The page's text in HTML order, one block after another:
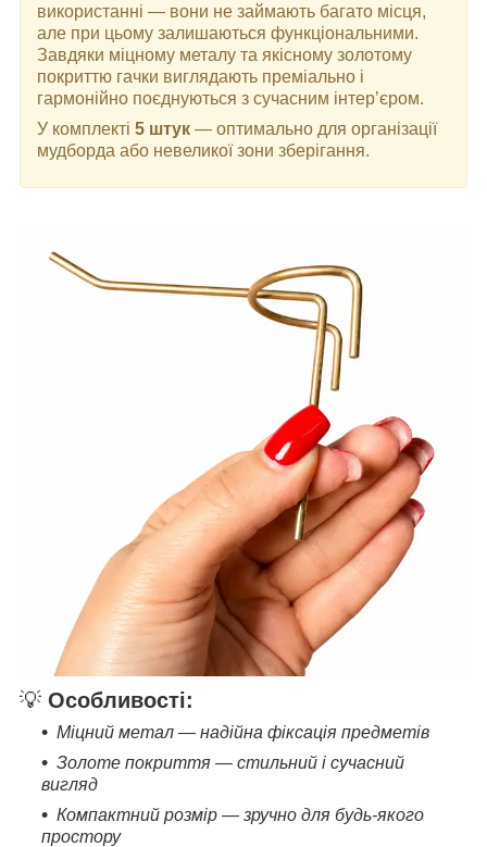
використанні — вони не займають багато місця,
але при цьому залишаються функціональними.
Завдяки міцному металу та якісному золотому
покриттю гачки виглядають преміально і
гармонійно поєднуються з сучасним інтер’єром.
У комплекті 5 штук — оптимально для організації
мудборда або невеликої зони зберігання.
💡 Особливості:
Міцний метал — надійна фіксація предметів
Золоте покриття — стильний і сучасний
вигляд
Компактний розмір — зручно для будь-якого
простору